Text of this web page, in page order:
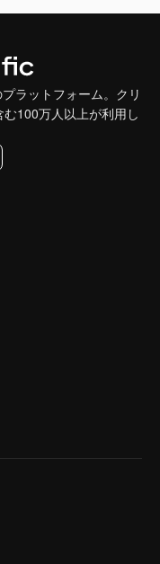
ラットフォーム。クリ
100万人以上が利用し